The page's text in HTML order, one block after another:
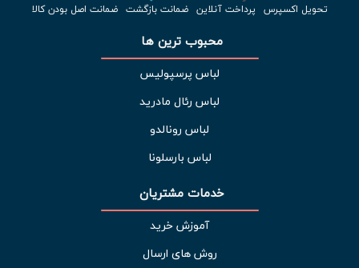
تحویل اکسپرس پرداخت آنلاین ضمانت بازگشت ضمانت اصل بودن کالا
محبوب ترین ها
لباس پرسپولیس
لباس رئال مادرید
لباس رونالدو
لباس بارسلونا
خدمات مشتریان
آموزش خرید
روش های ارسال